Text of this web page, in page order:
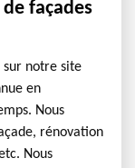
façades
sur notre site
en
Nous
rénovation
Nous